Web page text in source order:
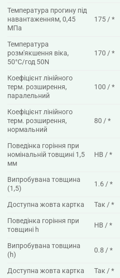
Температура прогину під
навантаженням, 0,45
МПа
175 / *
Температура
розм'якшення віка,
50°C/год 50N
170 / *
Коефіцієнт лінійного
терм. розширення,
паралельний
100 / *
Коефіцієнт лінійного
терм. розширення,
нормальний
80 / *
Поведінка горіння при
номінальній товщині 1,5
мм
HB / *
Випробувана товщина
(1,5)
1.6 / *
Доступна жовта картка
Так / *
Поведінка горіння при
товщині h
HB / *
Випробувана товщина
(h)
0.8 / *
Доступна жовта картка
Так / *